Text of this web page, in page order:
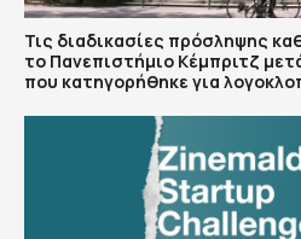
Τις διαδικασίες πρόσληψης
το Πανεπιστήμιο Κέμπριτζ
που κατηγορήθηκε για